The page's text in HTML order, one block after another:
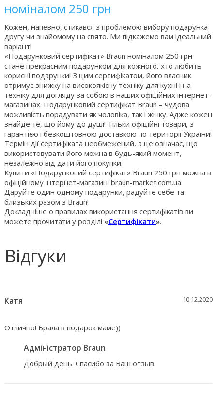
номіналом 250 грн
Кожен, напевно, стикався з проблемою вибору подарунка
другу чи знайомому на свято. Ми підкажемо вам ідеальний
варіант!
«Подарунковий сертифікат» Braun номіналом 250 грн
стане прекрасним подарунком для кожного, хто любить
корисні подарунки! З цим сертифікатом, його власник
отримує знижку на високоякісну техніку для кухні і на
техніку для догляду за собою в наших офіційних інтернет-
магазинах. Подарунковий сертифікат Braun – чудова
можливість порадувати як чоловіка, так і жінку. Адже кожен
знайде те, що йому до душі! Тільки офіційні товари, з
гарантією і безкоштовною доставкою по території України!
Термін дії сертифіката необмежений, а це означає, що
використовувати його можна в будь-який момент,
незалежно від дати його покупки.
Купити «Подарунковий сертифікат» Braun 250 грн можна в
офіційному інтернет-магазині braun-market.com.ua.
Даруйте один одному подарунки, радуйте себе та
близьких разом з Braun!
Докладніше о правилах використання сертифікатів ви
можете прочитати у розділі «Сертифікати».
Відгуки
Катя 10.12.2020
Отлично! Брала в подарок маме))
Адміністратор Braun
Добрый день. Спасибо за Ваш отзыв.